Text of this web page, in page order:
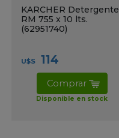
KARCHER Detergente
RM 755 x 10 lts.
(62951740)
U$S 114
Disponible en stock
Comprar